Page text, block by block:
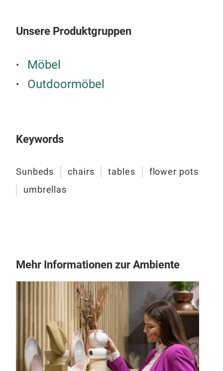
Unsere Produktgruppen
Möbel
Outdoormöbel
Keywords
Sunbeds chairs tables
flower pots
umbrellas
Mehr Informationen zur Ambiente